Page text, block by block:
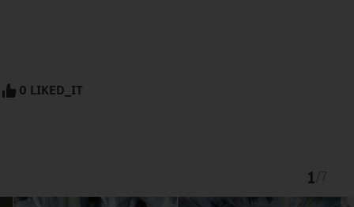
0 LIKED_IT
1